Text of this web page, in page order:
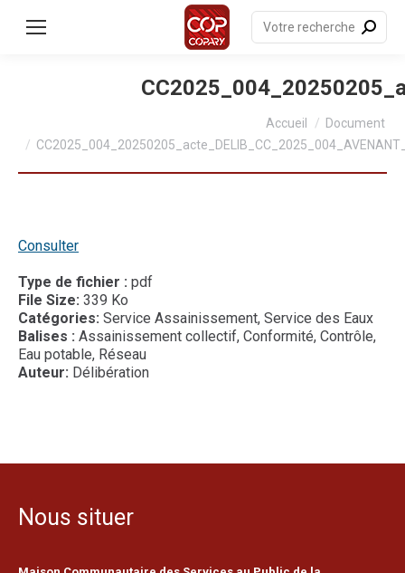
principal
Recherche
:
Accueil
Document
Consulter
Type de fichier : pdf
File Size: 339 Ko
Catégories: Service Assainissement, Service des Eaux
Balises : Assainissement collectif, Conformité, Contrôle,
Eau potable, Réseau
Auteur: Délibération
Nous situer